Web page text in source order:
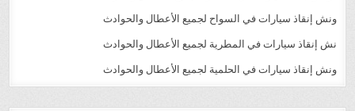
ونش إنقاذ سيارات في السواح لجميع الأعطال والحوادث
نش إنقاذ سيارات في المطرية لجميع الأعطال والحوادث
ونش إنقاذ سيارات في الحلمية لجميع الأعطال والحوادث